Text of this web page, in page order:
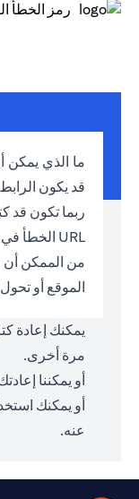
رمز الخطأ
ما الذي يمكن
قد يكون
ربما تكون قد
URL الخطأ في شريط العناوين
من الممكن أن
الموقع أو
مرة أخرى.
أو يمكننا
أو يمكنك
عنه.